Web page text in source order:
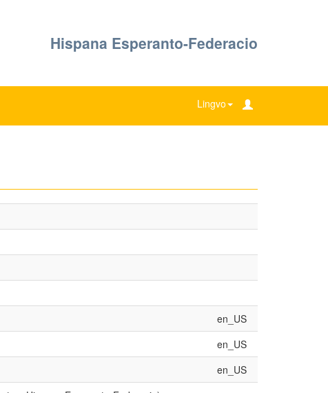
Hispana Esperanto-Federacio
Lingvo
en_US
en_US
en_US